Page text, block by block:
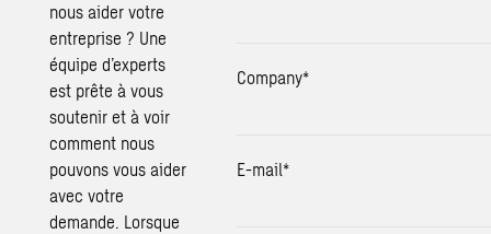
nous aider votre
entreprise ? Une
équipe d’experts
est prête à vous
soutenir et à voir
comment nous
pouvons vous aider
avec votre
demande. Lorsque
Company*
E-mail*